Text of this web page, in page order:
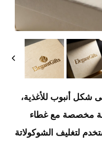
شكل أنبوب للأغذية،
مخصصة مع غطاء
لتغليف الشوكولاتة